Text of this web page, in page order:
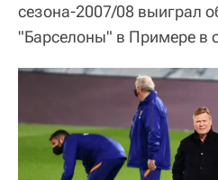
сезона-2007/08 выиграл
"Барселоны" в Примере в